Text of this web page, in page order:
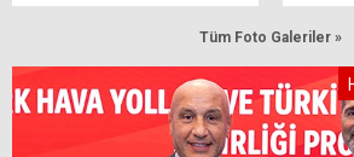
Tüm Foto Galeriler »